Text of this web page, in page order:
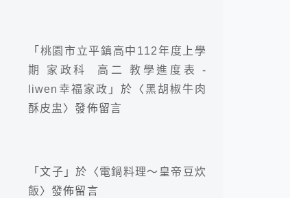
「 桃園市立平鎮高中112年度上學
期 家政科 高二 教學進度表 -
liwen幸福家政 」於〈 黑胡椒牛肉
酥皮盅 〉發佈留言
「文子 」於〈電鍋料理～皇帝豆炊
飯〉發佈留言